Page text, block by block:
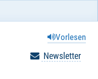
Vorlesen
Newsletter